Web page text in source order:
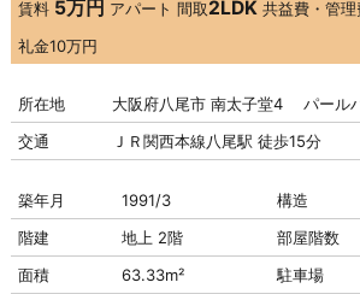
賃料 5万円 アパート 間取2LDK 共益費・管理
礼金10万円
所在地
大阪府八尾市 南太子堂4 パール
交通
ＪＲ関西本線八尾駅 徒歩15分
築年月 1991/3 構造
階建
地上 2階 部屋階数
面積
63.33m²
駐車場